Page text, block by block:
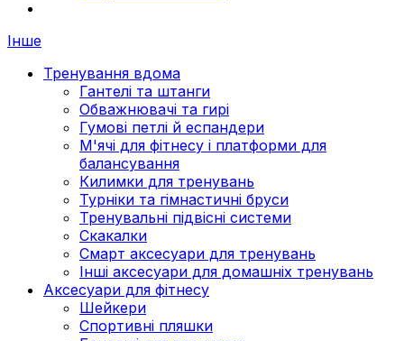
Інше
Тренування вдома
Гантелі та штанги
Обважнювачі та гирі
Гумові петлі й еспандери
М'ячі для фітнесу і платформи для
балансування
Килимки для тренувань
Турніки та гімнастичні бруси
Тренувальні підвісні системи
Скакалки
Смарт аксесуари для тренувань
Інші аксесуари для домашніх тренувань
Аксесуари для фітнесу
Шейкери
Спортивні пляшки